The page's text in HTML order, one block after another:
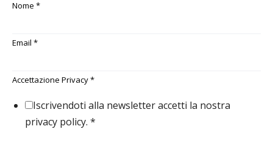
Nome *
Email *
Accettazione Privacy*
Iscrivendoti alla newsletter accetti la nostra
privacy policy. *